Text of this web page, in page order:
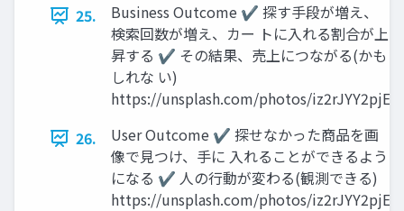
25.
Business Outcome ✔ 探す手段が増え、
検索回数が増え、カー トに入れる割合が上
昇する ✔ その結果、売上につながる(かも
しれな い)
https://unsplash.com/photos/iz2rJYY2pjE
26.
User Outcome ✔ 探せなかった商品を画
像で見つけ、手に 入れることができるよう
になる ✔ 人の行動が変わる(観測できる)
https://unsplash.com/photos/iz2rJYY2pjE